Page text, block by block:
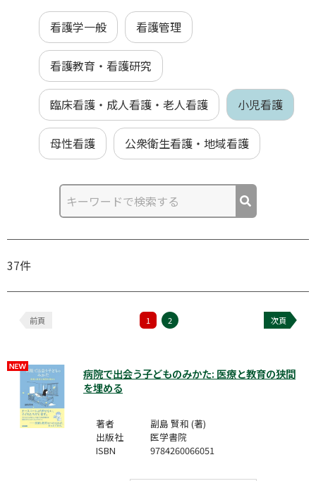
看護学一般 看護管理
看護教育・看護研究
臨床看護・成人看護・老人看護 小児看護
母性看護 公衆衛生看護・地域看護
37件
前頁 1 2 次頁
病院で出会う子どものみかた: 医療と教育の狭間
を埋める
著者
副島 賢和 (著)
出版社
医学書院
ISBN
9784260066051